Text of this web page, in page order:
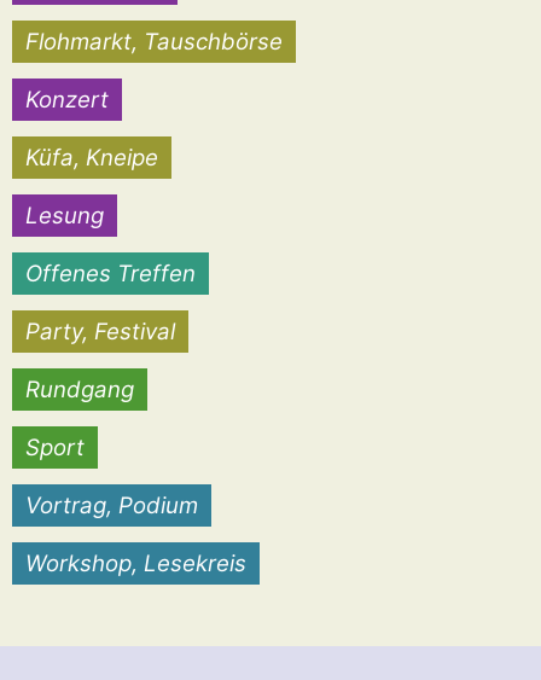
Flohmarkt, Tauschbörse
Konzert
Küfa, Kneipe
Lesung
Offenes Treffen
Party, Festival
Rundgang
Sport
Vortrag, Podium
Workshop, Lesekreis